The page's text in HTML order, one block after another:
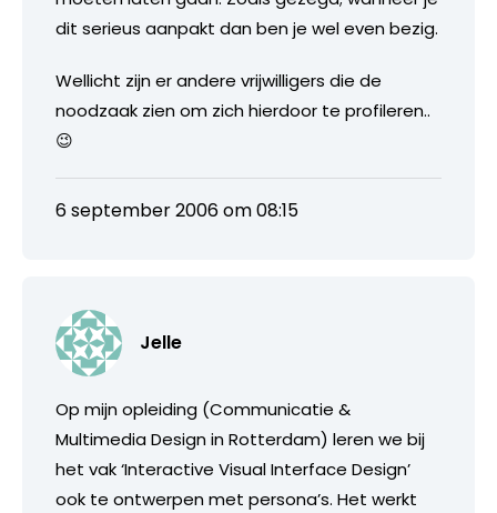
dit serieus aanpakt dan ben je wel even bezig.
Wellicht zijn er andere vrijwilligers die de
noodzaak zien om zich hierdoor te profileren..
😉
6 september 2006 om 08:15
Jelle
Op mijn opleiding (Communicatie &
Multimedia Design in Rotterdam) leren we bij
het vak ‘Interactive Visual Interface Design’
ook te ontwerpen met persona’s. Het werkt